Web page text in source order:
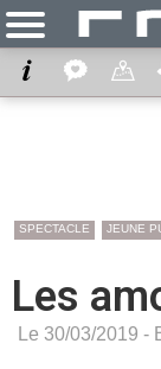
SPECTACLE JEUNE
Les
Le 30/03/2019 -